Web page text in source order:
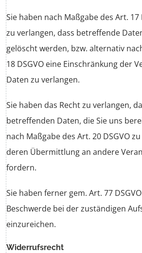
Sie haben nach Maßgabe des Art. 17
zu verlangen, dass betreffende
gelöscht werden, bzw. alternativ
18 DSGVO eine Einschränkung der
Daten zu verlangen.
Sie haben das Recht zu verlangen,
betreffenden Daten, die Sie uns
nach Maßgabe des Art. 20 DSGVO
deren Übermittlung an andere
fordern.
Sie haben ferner gem. Art. 77
Beschwerde bei der zuständigen
einzureichen.
Widerrufsrecht